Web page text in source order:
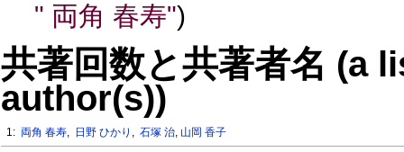
" 両角 春寿")
共著回数と共著者名 (a
author(s))
1: 両角 春寿, 日野 ひかり , 石塚 治, 山岡 香子